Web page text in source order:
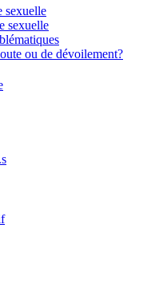
sexuelle
sexuelle
ou de dévoilement?